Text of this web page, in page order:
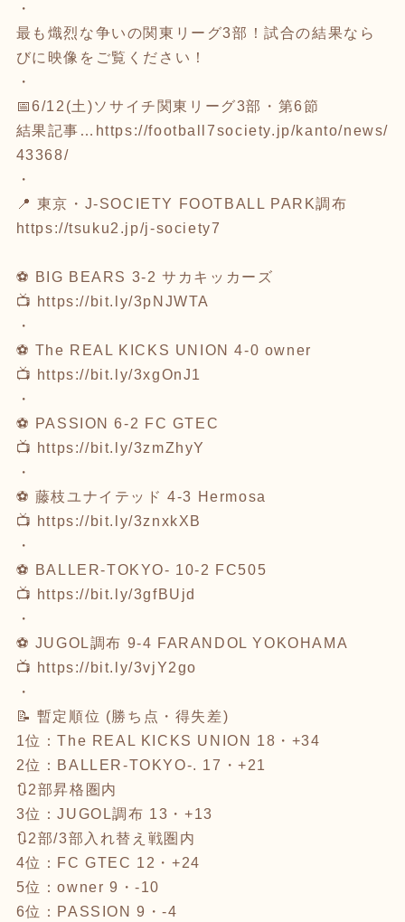
・
最も熾烈な争いの関東リーグ3部！試合の結果なら
びに映像をご覧ください！
・
📅6/12(土)ソサイチ関東リーグ3部・第6節
結果記事… https://football7society.jp/kanto/news/
43368/
・
📍 東京・J-SOCIETY FOOTBALL PARK調布
https://tsuku2.jp/j-society7
⚽ BIG BEARS 3-2 サカキッカーズ
📺 https://bit.ly/3pNJWTA
・
⚽ The REAL KICKS UNION 4-0 owner
📺 https://bit.ly/3xgOnJ1
・
⚽ PASSION 6-2 FC GTEC
📺 https://bit.ly/3zmZhyY
・
⚽ 藤枝ユナイテッド 4-3 Hermosa
📺 https://bit.ly/3znxkXB
・
⚽ BALLER-TOKYO- 10-2 FC505
📺 https://bit.ly/3gfBUjd
・
⚽ JUGOL調布 9-4 FARANDOL YOKOHAMA
📺 https://bit.ly/3vjY2go
・
📝 暫定順位 (勝ち点・得失差)
1位：The REAL KICKS UNION 18・+34
2位：BALLER-TOKYO-. 17・+21
🔃2部昇格圏内
3位：JUGOL調布 13・+13
🔃2部/3部入れ替え戦圏内
4位：FC GTEC 12・+24
5位：owner 9・-10
6位：PASSION 9・-4